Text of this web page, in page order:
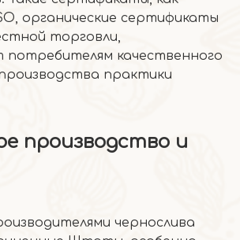
органические сертификаты
торговли,
качественного
практики
производство и
чернослива